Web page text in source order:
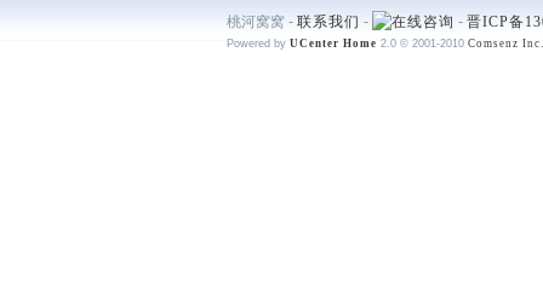
桃河窝窝 - 联系我们 - - 晋ICP备
Powered by UCenter Home 2.0 © 2001-2010 Comsenz Inc.